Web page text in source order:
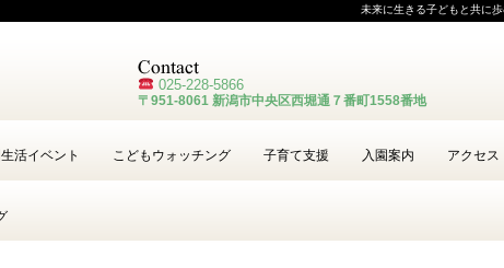
未来に生きる子どもと共に
025-228-5866
〒951-8061 新潟市中央区西堀通７番町1558番地
活イベント こどもウォッチング 子育て支援 入園案内 アクセス